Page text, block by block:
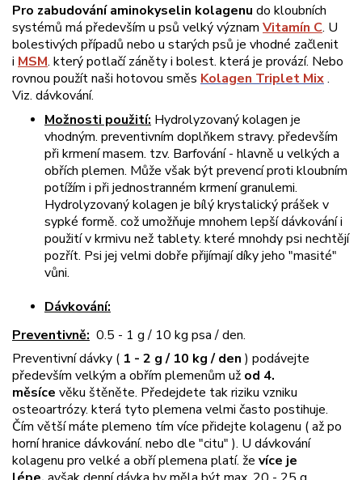
Pro zabudování aminokyselin kolagenu do kloubních
systémů má především u psů velký význam Vitamín C. U
bolestivých případů nebo u starých psů je vhodné začlenit
i MSM. který potlačí záněty i bolest. která je provází. Nebo
rovnou použít naši hotovou směs Kolagen Triplet Mix.
Viz. dávkování.
Možnosti použití: Hydrolyzovaný kolagen je
vhodným. preventivním doplňkem stravy. především
při krmení masem. tzv. Barfování - hlavně u velkých a
obřích plemen. Může však být prevencí proti kloubním
potížím i při jednostranném krmení granulemi.
Hydrolyzovaný kolagen je bílý krystalický prášek v
sypké formě. což umožňuje mnohem lepší dávkování i
použití v krmivu než tablety. které mnohdy psi nechtějí
pozřít. Psi jej velmi dobře přijímají díky jeho "masité"
vůni.
Dávkování:
Preventivně: 0.5 - 1 g / 10 kg psa / den.
Preventivní dávky ( 1 - 2 g / 10 kg / den ) podávejte
především velkým a obřím plemenům už od 4.
měsíce věku štěněte. Předejdete tak riziku vzniku
osteoartrózy. která tyto plemena velmi často postihuje.
Čím větší máte plemeno tím více přidejte kolagenu ( až po
horní hranice dávkování. nebo dle "citu" ). U dávkování
kolagenu pro velké a obří plemena platí. že více je